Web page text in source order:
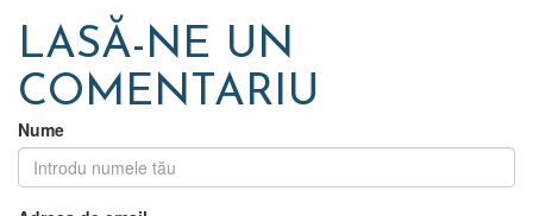
LASĂ-NE UN
COMENTARIU
Nume